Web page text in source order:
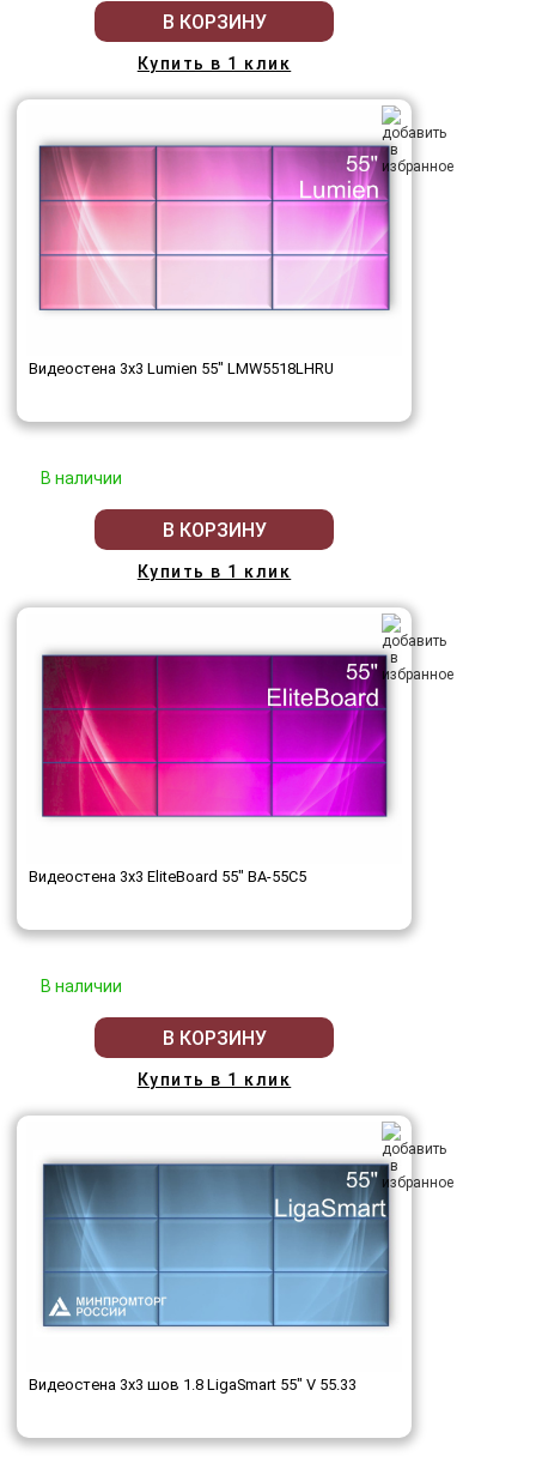
В КОРЗИНУ
Купить в 1 клик
Видеостена 3x3 Lumien 55" LMW5518LHRU
В наличии
В КОРЗИНУ
Купить в 1 клик
Видеостена 3x3 EliteBoard 55" BA-55C5
В наличии
В КОРЗИНУ
Купить в 1 клик
Видеостена 3x3 шов 1.8 LigaSmart 55" V 55.33